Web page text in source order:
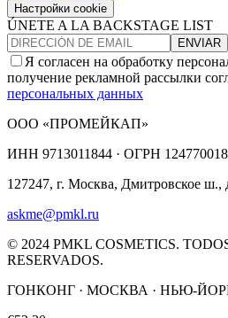
Настройки cookie
ÚNETE A LA BACKSTAGE LIST
ENVIAR
Я согласен на обработку
получение рекламной рассылки
персональных данных
ООО «ПРОМЕЙКАП»
ИНН 9713011844 · ОГРН
127247, г. Москва, Дмитровское ш.,
askme@pmkl.ru
© 2024 PMKL COSMETICS.
RESERVADOS.
ГОНКОНГ · МОСКВА · НЬЮ-